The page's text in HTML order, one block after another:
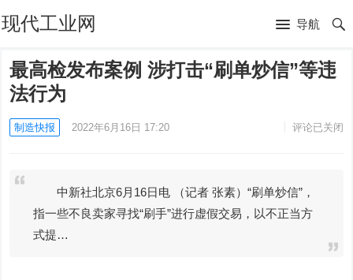
现代工业网 导航
最高检发布案例 涉打击“刷单炒信”等违
法行为
制造快报 2022年6月16日 17:20 评论已关闭
中新社北京6月16日电 （记者 张素）“刷单炒信”，
指一些不良卖家寻找“刷手”进行虚假交易，以不正当方
式提…